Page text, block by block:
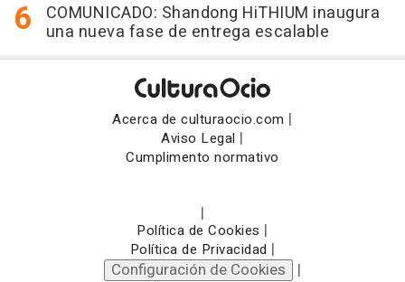
COMUNICADO: Shandong HiTHIUM inaugura
una nueva fase de entrega escalable
Acerca de culturaocio.com |
Aviso Legal |
Cumplimento normativo
|
Política de Cookies |
Política de Privacidad |
Configuración de Cookies |